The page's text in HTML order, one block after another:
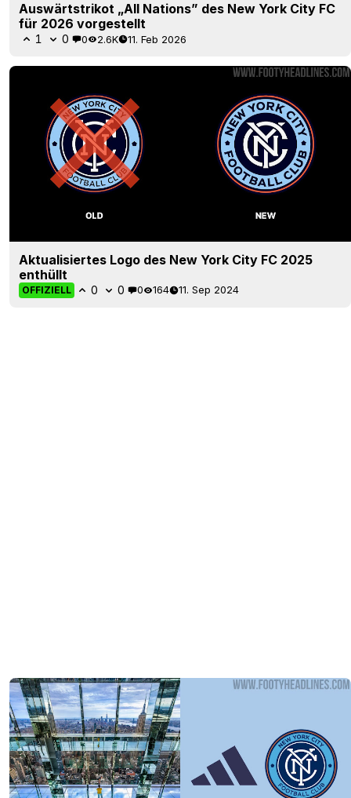
Auswärtstrikot „All Nations” des New York City FC
für 2026 vorgestellt
1 0 0 2.6K 11. Feb 2026
Aktualisiertes Logo des New York City FC 2025
enthüllt
OFFIZIELL 0 0 0 164 11. Sep 2024